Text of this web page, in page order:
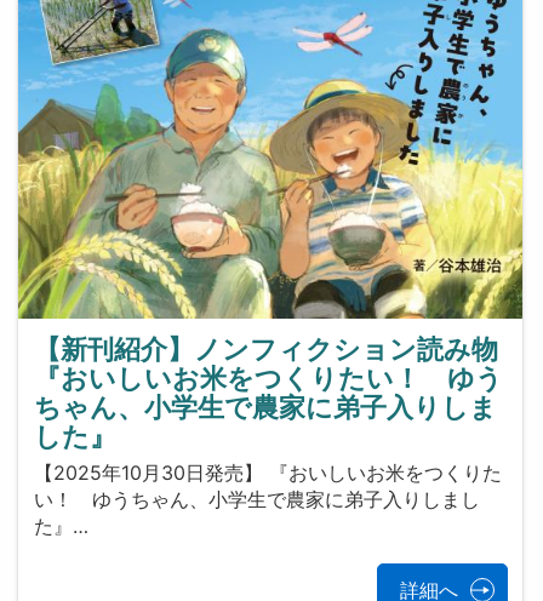
【新刊紹介】ノンフィクション読み物
『おいしいお米をつくりたい！ ゆう
ちゃん、小学生で農家に弟子入りしま
した』
【2025年10月30日発売】 『おいしいお米をつくりた
い！ ゆうちゃん、小学生で農家に弟子入りしまし
た』…
詳細へ